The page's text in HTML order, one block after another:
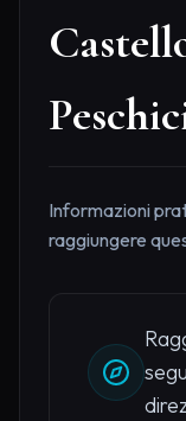
Informazioni
raggiungere